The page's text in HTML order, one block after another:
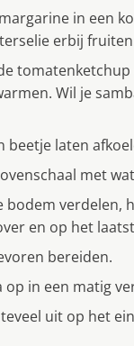
in een
erbij
Wil je
beetje laten
met
bodem verdelen,
en op het
bereiden.
in een matig
uit op het